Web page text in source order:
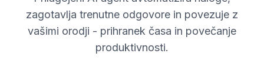
zagotavlja trenutne odgovore in povezuje z
vašimi orodji - prihranek časa in povečanje
produktivnosti.